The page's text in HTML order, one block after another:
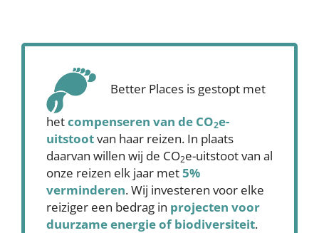
Better Places is gestopt met
hetcompenseren van de CO2e-
uitstootvan haar reizen. In plaats
daarvan willen wij de CO2e-uitstoot van al
onze reizen elk jaar met5%
verminderen. Wij investeren voor elke
reiziger een bedrag in projecten voor
duurzame energie of biodiversiteit.